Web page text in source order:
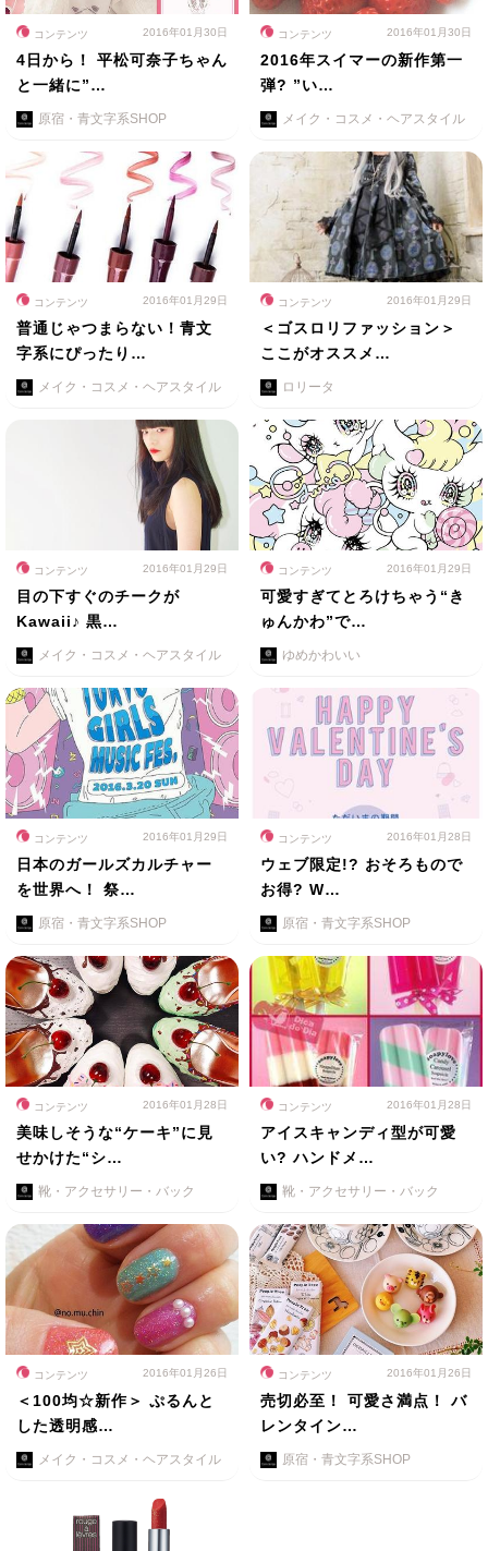
コンテンツ 2016年01月30日
4日から！ 平松可奈子ちゃん
と一緒に”…
原宿・青文字系SHOP
コンテンツ 2016年01月30日
2016年スイマーの新作第一
弾? ”い…
メイク・コスメ・ヘアスタイル
コンテンツ 2016年01月29日
普通じゃつまらない！青文
字系にぴったり…
メイク・コスメ・ヘアスタイル
コンテンツ 2016年01月29日
＜ゴスロリファッション＞
ここがオススメ…
ロリータ
コンテンツ 2016年01月29日
目の下すぐのチークが
Kawaii♪ 黒…
メイク・コスメ・ヘアスタイル
コンテンツ 2016年01月29日
可愛すぎてとろけちゃう“き
ゅんかわ”で…
ゆめかわいい
コンテンツ 2016年01月29日
日本のガールズカルチャー
を世界へ！ 祭…
原宿・青文字系SHOP
コンテンツ 2016年01月28日
ウェブ限定!? おそろもので
お得? W…
原宿・青文字系SHOP
コンテンツ 2016年01月28日
美味しそうな“ケーキ”に見
せかけた“シ…
靴・アクセサリー・バック
コンテンツ 2016年01月28日
アイスキャンディ型が可愛
い? ハンドメ…
靴・アクセサリー・バック
コンテンツ 2016年01月26日
＜100均☆新作＞ ぷるんと
した透明感…
メイク・コスメ・ヘアスタイル
コンテンツ 2016年01月26日
売切必至！ 可愛さ満点！ バ
レンタイン…
原宿・青文字系SHOP